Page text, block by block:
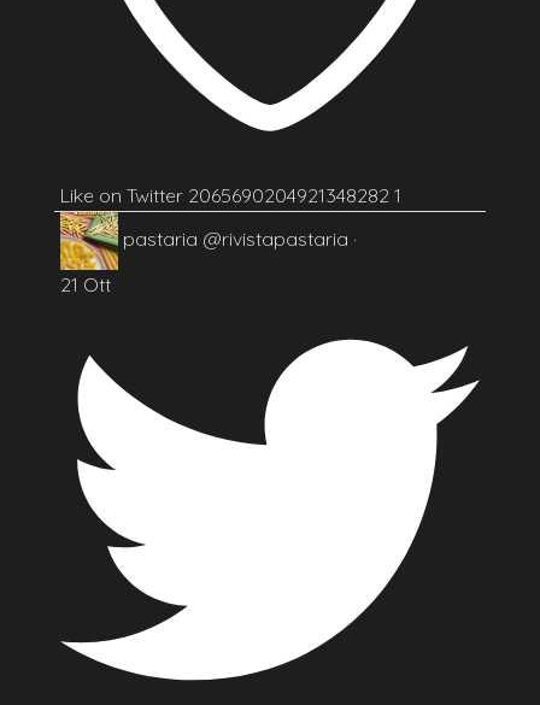
Like on Twitter 2065690204921348282 1
pastaria @rivistapastaria ·
21 Ott